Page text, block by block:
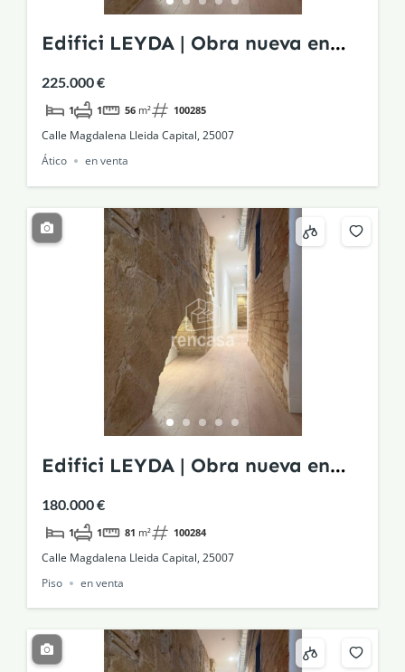
Edifici LEYDA | Obra nueva en
edificio histórico rehabilitado
225.000 €
1 1 56 m² 100285
Calle Magdalena Lleida Capital, 25007
Ático
en venta
Edifici LEYDA | Obra nueva en
edificio histórico rehabilitado
180.000 €
1 1 81 m² 100284
Calle Magdalena Lleida Capital, 25007
Piso
en venta